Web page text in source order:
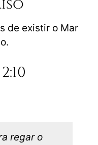
de existir o Mar
regar o